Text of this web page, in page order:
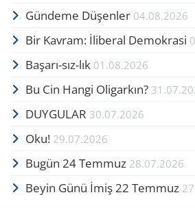
Gündeme Düşenler 04.08.2026
Bir Kavram: İliberal Demokrasi
Başarı-sız-lık 01.08.2026
Bu Cin Hangi Oligarkın?
DUYGULAR 30.07.2026
Oku! 29.07.2026
Bugün 24 Temmuz 28.07.2026
Beyin Günü İmiş 22 Temmuz